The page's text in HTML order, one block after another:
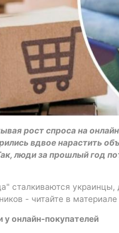
рост спроса на
вдвое нарастить
люди за прошлый год
сталкиваются украинцы,
- читайте в
онлайн-покупателей